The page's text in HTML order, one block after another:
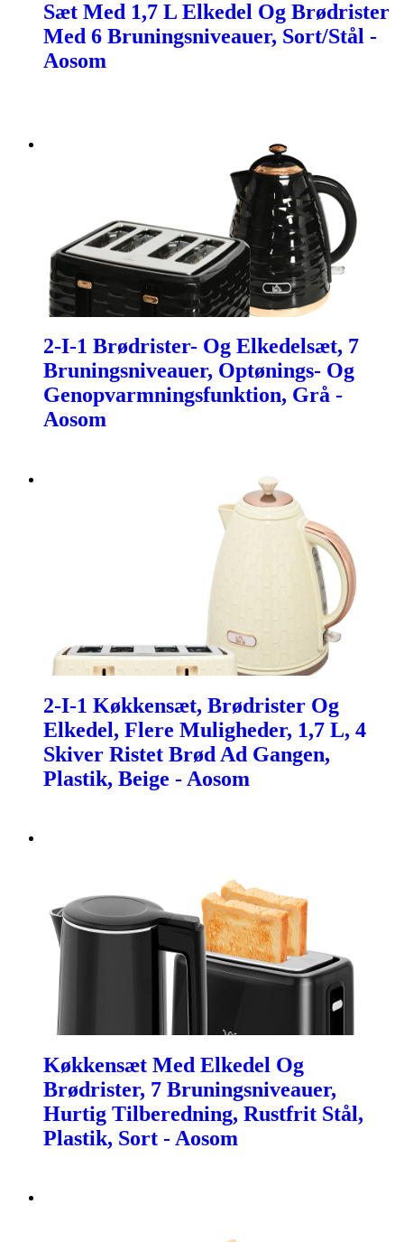
Sæt Med 1,7 L Elkedel Og Brødrister
Med 6 Bruningsniveauer, Sort/Stål -
Aosom
2-I-1 Brødrister- Og Elkedelsæt, 7
Bruningsniveauer, Optønings- Og
Genopvarmningsfunktion, Grå -
Aosom
2-I-1 Køkkensæt, Brødrister Og
Elkedel, Flere Muligheder, 1,7 L, 4
Skiver Ristet Brød Ad Gangen,
Plastik, Beige - Aosom
Køkkensæt Med Elkedel Og
Brødrister, 7 Bruningsniveauer,
Hurtig Tilberedning, Rustfrit Stål,
Plastik, Sort - Aosom